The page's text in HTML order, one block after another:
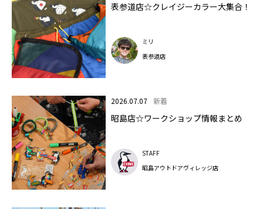
表参道店☆クレイジーカラー大集合！
ミリ
表参道店
2026.07.07 新着
昭島店☆ワークショップ情報まとめ
STAFF
昭島アウトドアヴィレッジ店